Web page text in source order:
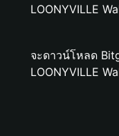
LOONYVILLE
จะดาวน์โหลด
LOONYVILLE